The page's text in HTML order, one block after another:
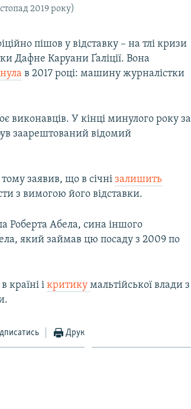
2019 року)
пішов у відставку – на тлі кризи
Дафне Каруани Ґаліції. Вона
в 2017 році: машину журналістки
виконавців. У кінці минулого року за
заарештований відомий
заявив, що в січнізалишить
з вимогою його відставки.
Роберта Абела, сина іншого
який займав цю посаду з 2009 по
країні ікритикумальтійської влади з
Друк